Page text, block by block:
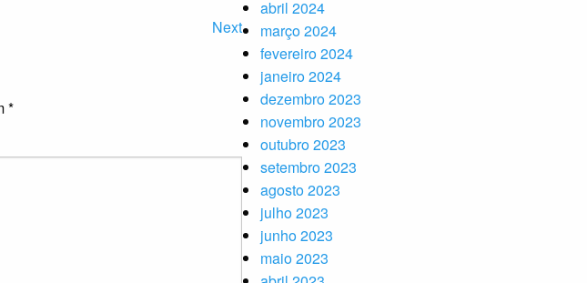
Next
*
abril 2024
março 2024
fevereiro 2024
janeiro 2024
dezembro 2023
novembro 2023
outubro 2023
setembro 2023
agosto 2023
julho 2023
junho 2023
maio 2023